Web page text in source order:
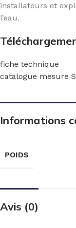
installateurs et
l’eau.
fiche technique
catalogue mesure
Informations
POIDS
Avis (0)